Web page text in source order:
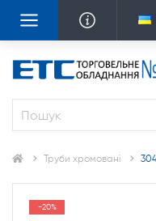
Труби хромовані
-20%